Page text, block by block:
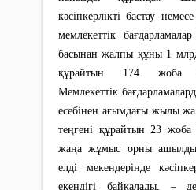
кәсіпкерлікті бастау
мемлекеттік
басынан жалпы құны 1
құрайтын 174 жоба
Мемлекеттік
есебінен ағымдағы жылы
теңгені құрайтын 23
жаңа жұмыс орны
елді мекендерінде
екендігі байқалады, –